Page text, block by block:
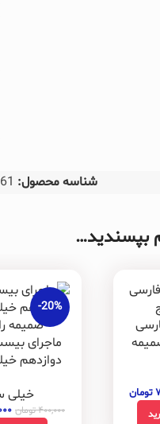
شناسه محصول:
بپسندید…
تومان
-20%
فروخته
شده
ماجرای
دوازدهم
خیلی
۴۰۰,۰۰۰تومان